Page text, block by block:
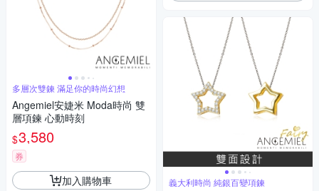
多層次雙鍊 滿足你的時尚幻想
Angemiel安婕米 Moda時尚 雙
層項鍊 心動時刻
$3,580
券
加入購物車 義大利時尚 純銀百變項鍊